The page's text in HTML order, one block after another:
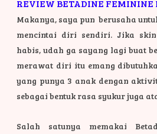
REVIEW BETADINE FEMININE
Makanya, saya pun berusaha
mencintai diri sendiri. Jika
habis, udah ga sayang lagi buat
merawat diri itu emang
yang punya 3 anak dengan
sebagai bentuk rasa syukur juga
Salah satunya memakai